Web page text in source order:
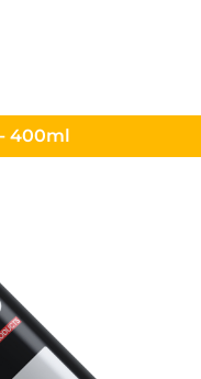
400ml